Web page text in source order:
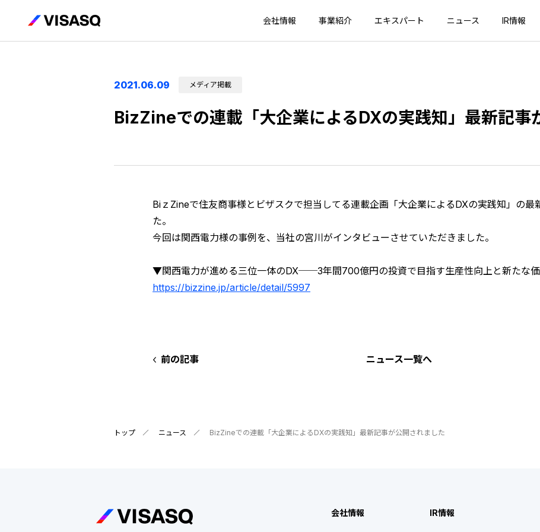
会社情報 事業紹介 エキスパート ニュース IR情報
2021.06.09 メディア掲載
BizZineでの連載「大企業によるDXの実践知」最新記事
BiｚZineで住友商事様とビザスクで担当してる連載企画「大企業によるDXの実践知」の最
た。
今回は関西電力様の事例を、当社の宮川がインタビューさせていただきました。
▼関西電力が進める三位一体のDX──3年間700億円の投資で目指す生産性向上と新たな
https://bizzine.jp/article/detail/5997
前の記事 ニュース一覧へ
トップ ニュース BizZineでの連載「大企業によるDXの実践知」最新記事が公開されました
会社情報 IR情報